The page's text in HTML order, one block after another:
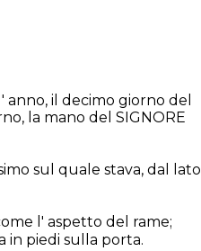
il decimo giorno del
la mano del SIGNORE
sul quale stava, dal lato
l' aspetto del rame;
in piedi sulla porta.